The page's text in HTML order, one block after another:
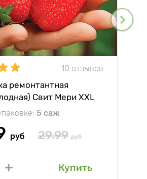
10 отзывов
ремонтантная
Свит Мери XXL
5 саж
руб 29.99 руб
Купить